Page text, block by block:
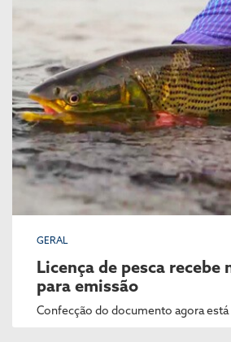
GERAL
Licença de pesca recebe
para emissão
Confecção do documento agora